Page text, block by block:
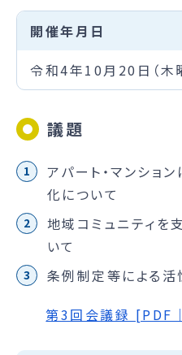
開催年月日
令和4年10月20日（木
議題
アパート・マンショ
化について
地域コミュニティを
いて
条例制定等による
第3回会議録 [PDF